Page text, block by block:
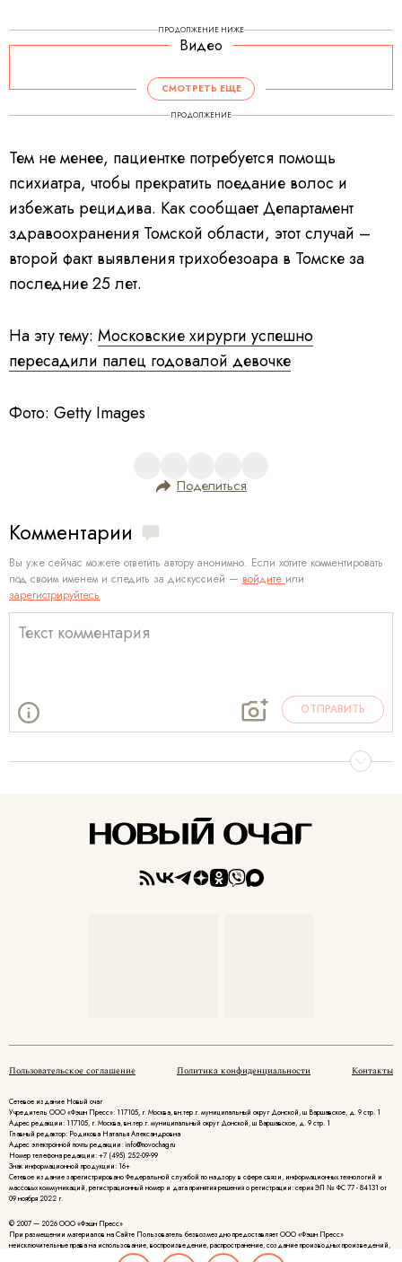
ПРОДОЛЖЕНИЕ НИЖЕ
Видео
СМОТРЕТЬ ЕЩЕ
ПРОДОЛЖЕНИЕ
Тем не менее, пациентке потребуется помощь
психиатра, чтобы прекратить поедание волос и
избежать рецидива. Как сообщает Департамент
здравоохранения Томской области, этот случай –
второй факт выявления трихобезоара в Томске за
последние 25 лет.
На эту тему: Московские хирурги успешно
пересадили палец годовалой девочке
Фото: Getty Images
Поделиться
Комментарии
Вы уже сейчас можете ответить автору анонимно. Если хотите комментировать
под своим именем и следить за дискуссией — войдите или
зарегистрируйтесь
ОТПРАВИТЬ
Пользовательское соглашение Политика конфиденциальности Контакты
Сетевое издание Новый очаг
Учредитель ООО «Фэшн Пресс»: 117105, г. Москва, вн.тер.г. муниципальный округ Донской, ш Варшавское, д. 9 стр. 1
Адрес редакции: 117105, г. Москва, вн.тер.г. муниципальный округ Донской, ш Варшавское, д. 9 стр. 1
Главный редактор: Родикова Наталья Александровна
Адрес электронной почты редакции: info@novochag.ru
Номер телефона редакции: +7 (495) 252-09-99
Знак информационной продукции: 16+
Cетевое издание зарегистрировано Федеральной службой по надзору в сфере связи, информационных технологий и
массовых коммуникаций, регистрационный номер и дата принятия решения о регистрации: серия ЭЛ № ФС 77 - 84131 от
09 ноября 2022 г.
© 2007 — 2026 ООО «Фэшн Пресс»
При размещении материалов на Сайте Пользователь безвозмездно предоставляет ООО «Фэшн Пресс»
неисключительные права на использование, воспроизведение, распространение, создание производных произведений,
а также на демонстрацию материалов и доведение их до всеобщего сведения.